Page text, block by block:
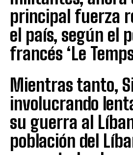
principal fuerza
el país, según el
francés ‘Le
Mientras tanto,
involucrando
su guerra al
población del